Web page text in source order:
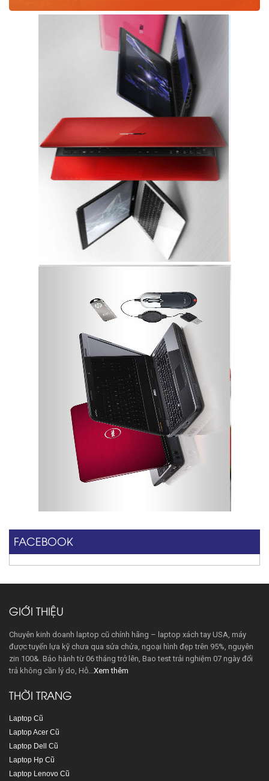
FACEBOOK
GIỚI THIỆU
Chuyên kinh doanh laptop cũ chính hãng – laptop xách tay USA, máy
được tuyển lựa kỹ chưa qua sửa chửa, ngoại hình đẹp trên 95%, nguyên
zin 100&. Bảo hành từ 06 tháng trở lên, Bao test trải nghiệm 07 ngày đổi
trả không cần lý do, Hỗ...Xem thêm
THỜI TRANG
Laptop Cũ
Laptop Acer Cũ
Laptop Dell Cũ
Laptop Hp Cũ
Laptop Lenovo Cũ